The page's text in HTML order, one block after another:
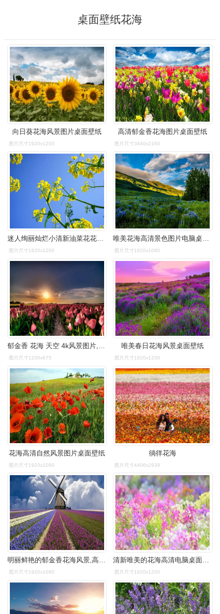
桌面壁纸花海
向日葵花海风景图片桌面壁纸
图片尺寸1920x1200
高清郁金香花海图片桌面壁纸
图片尺寸3840x2160
迷人绚丽灿烂小清新油菜花花海,鲜花-回车桌面
图片尺寸1920x1200
唯美花海高清景色图片电脑桌面壁纸
图片尺寸1920x1080
图片尺寸1200x675
唯美春日花海风景桌面壁纸
图片尺寸1920x1200
花海高清自然风景图片桌面壁纸
图片尺寸1920x1080
徜徉花海
图片尺寸4406x2939
明丽鲜艳的郁金香花海风景,高清图片,电脑桌面-壁纸族
图片尺寸1920x1080
清新唯美的花海高清电脑桌面壁纸
图片尺寸1920x1200